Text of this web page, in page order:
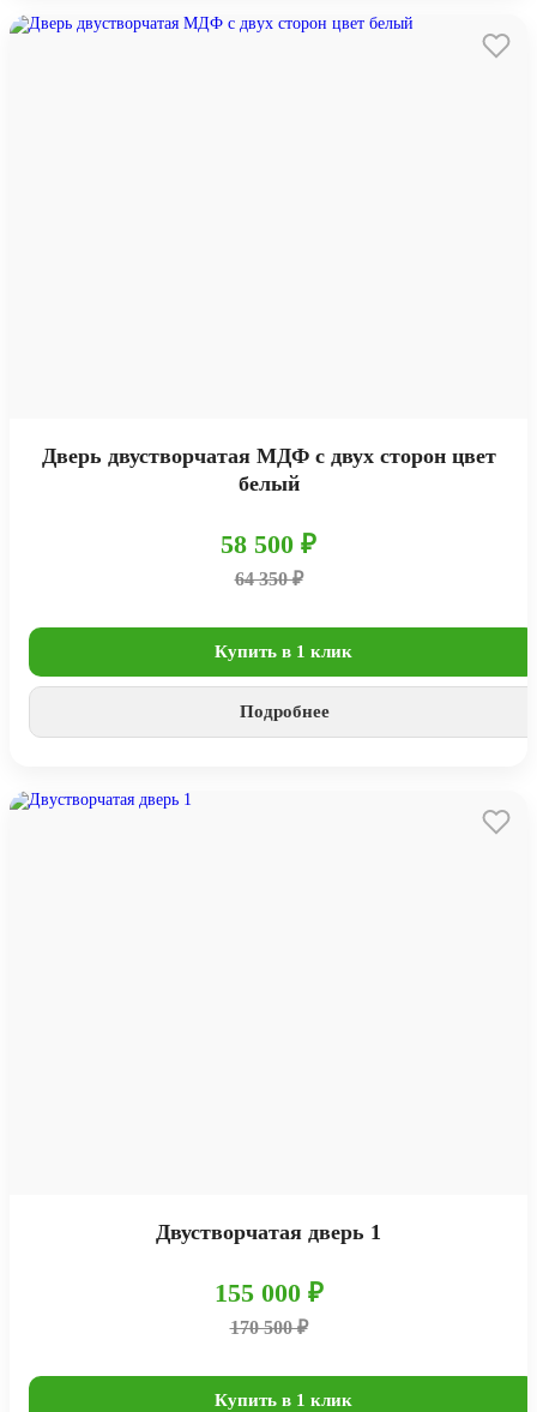
Дверь двустворчатая МДФ с двух сторон цвет
белый
58 500 ₽
64 350 ₽
Купить в 1 клик
Подробнее
Двустворчатая дверь 1
155 000 ₽
170 500 ₽
Купить в 1 клик